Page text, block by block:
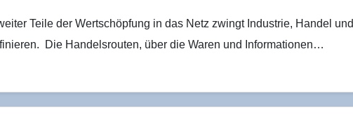
Teile der Wertschöpfung in das Netz zwingt Industrie, Handel und
Die Handelsrouten, über die Waren und Informationen…